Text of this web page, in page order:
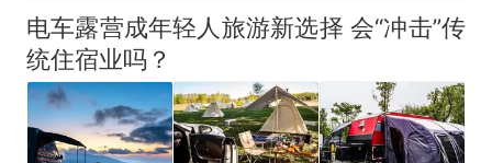
电车露营成年轻人旅游新选择 会“冲击”传
统住宿业吗？